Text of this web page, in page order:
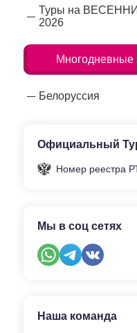
Туры на
2026
Многодневные
Белоруссия
Официальный
Номер реестра
Мы в соц сетях
Наша команда